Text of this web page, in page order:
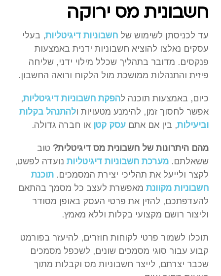
חשבונית מס ירוקה
עד לכניסתן לשימוש של חשבוניות דיגיטליות, בעלי
עסקים נאלצו להוציא חשבוניות ידנית באמצעות
פנקסים. מדובר בתהליך שכלל מילוי ידני, שליחה
פיזית והתנהלות ממושכת מול הלקוח ורואה החשבון.
כיום, באמצעות תוכנה להפקת חשבוניות דיגיטליות,
אפשר לחסוך זמן, להימנע מטעויות ולהתנהל בקלות
וביעילות, בין אם אתם עסק קטן או חברה גדולה.
מהם היתרונות של חשבונית מס דיגיטלית? טוב
ששאלתם. מערכת חשבוניות דיגיטליות נועדה לפשט,
לקצר ולייעל את תהליכי יצירת המסמכים. תוכנת
חשבוניות מקוונת מאפשרת לעצב כל מסמך בהתאם
להעדפתכם, להזין את פרטי העסק באופן מסודר
וליצור רושם מקצועי בקלות וללא מאמץ.
תוכלו לשמור פרטי לקוחות חוזרים, להיעזר בפורמט
קבוע עבור סוגי מסמכים שונים, לשכפל מסמכים
שכבר יצרתם, לייצר חשבוניות מס וקבלות מתוך